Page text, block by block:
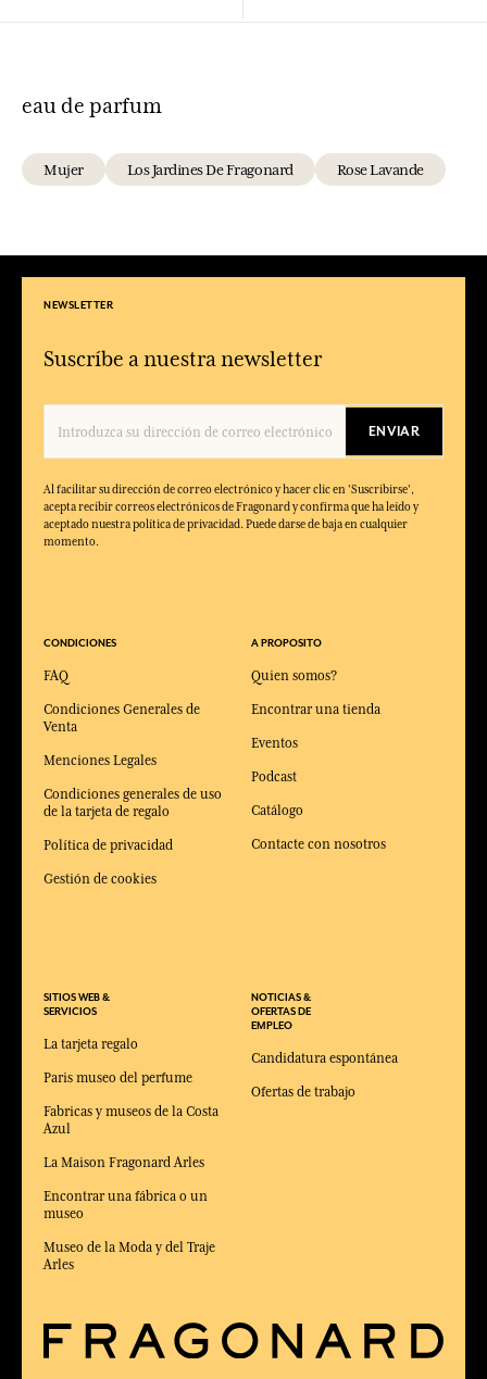
eau de parfum
Mujer Los Jardines De Fragonard Rose Lavande
NEWSLETTER
Suscríbe a nuestra newsletter
ENVIAR
Al facilitar su dirección de correo electrónico y hacer clic en 'Suscribirse',
acepta recibir correos electrónicos de Fragonard y confirma que ha leído y
aceptado nuestra política de privacidad. Puede darse de baja en cualquier
momento.
CONDICIONES
FAQ
Condiciones Generales de
Venta
Menciones Legales
Condiciones generales de uso
de la tarjeta de regalo
Política de privacidad
Gestión de cookies
SITIOS WEB &
SERVICIOS
La tarjeta regalo
Paris museo del perfume
Fabricas y museos de la Costa
Azul
La Maison Fragonard Arles
Encontrar una fábrica o un
museo
Museo de la Moda y del Traje
Arles
A PROPOSITO
Quien somos?
Encontrar una tienda
Eventos
Podcast
Catálogo
Contacte con nosotros
NOTICIAS &
OFERTAS DE
EMPLEO
Candidatura espontánea
Ofertas de trabajo